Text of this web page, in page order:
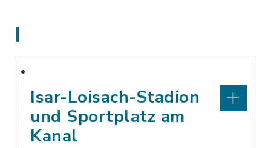
I
Isar-Loisach-Stadion
und Sportplatz am
Kanal